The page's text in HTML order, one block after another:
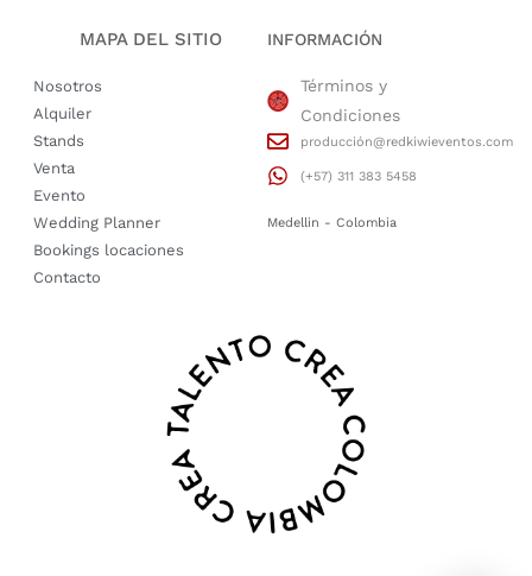
MAPA DEL SITIO
Nosotros
Alquiler
Stands
Venta
Evento
Wedding Planner
Bookings locaciones
Contacto
INFORMACIÓN
Términos y
Condiciones
producción@redkiwieventos.com
(+57) 311 383 5458
Medellin - Colombia